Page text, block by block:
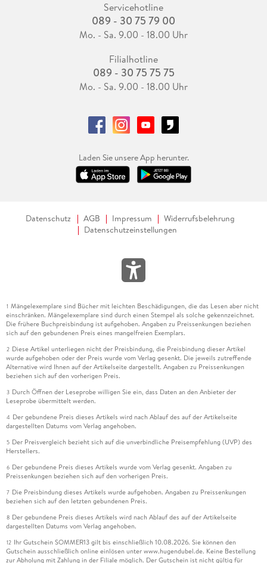
Servicehotline
089 - 30 75 79 00
Mo. - Sa. 9.00 - 18.00 Uhr
Filialhotline
089 - 30 75 75 75
Mo. - Sa. 9.00 - 18.00 Uhr
Laden Sie unsere App herunter.
Datenschutz AGB Impressum
Widerrufsbelehrung
Datenschutzeinstellungen
1 Mängelexemplare sind Bücher mit leichten Beschädigungen, die das Lesen aber nicht
einschränken. Mängelexemplare sind durch einen Stempel als solche gekennzeichnet.
Die frühere Buchpreisbindung ist aufgehoben. Angaben zu Preissenkungen beziehen
sich auf den gebundenen Preis eines mangelfreien Exemplars.
2 Diese Artikel unterliegen nicht der Preisbindung, die Preisbindung dieser Artikel
wurde aufgehoben oder der Preis wurde vom Verlag gesenkt. Die jeweils zutreffende
Alternative wird Ihnen auf der Artikelseite dargestellt. Angaben zu Preissenkungen
beziehen sich auf den vorherigen Preis.
3 Durch Öffnen der Leseprobe willigen Sie ein, dass Daten an den Anbieter der
Leseprobe übermittelt werden.
4 Der gebundene Preis dieses Artikels wird nach Ablauf des auf der Artikelseite
dargestellten Datums vom Verlag angehoben.
5 Der Preisvergleich bezieht sich auf die unverbindliche Preisempfehlung (UVP) des
Herstellers.
6 Der gebundene Preis dieses Artikels wurde vom Verlag gesenkt. Angaben zu
Preissenkungen beziehen sich auf den vorherigen Preis.
7 Die Preisbindung dieses Artikels wurde aufgehoben. Angaben zu Preissenkungen
beziehen sich auf den letzten gebundenen Preis.
8 Der gebundene Preis dieses Artikels wird nach Ablauf des auf der Artikelseite
dargestellten Datums vom Verlag angehoben.
12 Ihr Gutschein SOMMER13 gilt bis einschließlich 10.08.2026. Sie können den
Gutschein ausschließlich online einlösen unter www.hugendubel.de. Keine Bestellung
zur Abholung mit Zahlung in der Filiale möglich. Der Gutschein ist nicht gültig für